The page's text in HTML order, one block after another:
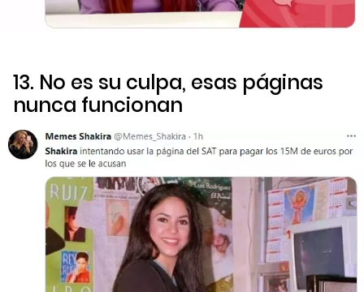
13. No es su culpa, esas páginas
nunca funcionan